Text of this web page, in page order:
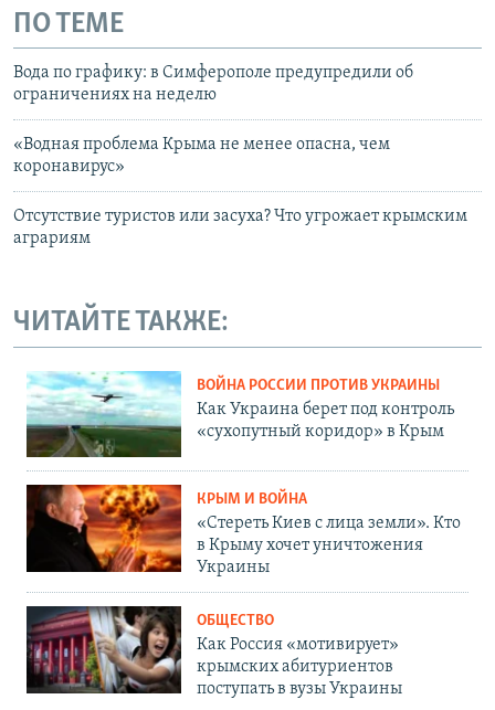
ПО ТЕМЕ
Вода по графику: в Симферополе предупредили об
ограничениях на неделю
«Водная проблема Крыма не менее опасна, чем
коронавирус»
Отсутствие туристов или засуха? Что угрожает крымским
аграриям
ЧИТАЙТЕ ТАКЖЕ:
ВОЙНА РОССИИ ПРОТИВ УКРАИНЫ
Как Украина берет под контроль
«сухопутный коридор» в Крым
КРЫМ И ВОЙНА
«Стереть Киев с лица земли». Кто
в Крыму хочет уничтожения
Украины
ОБЩЕСТВО
Как Россия «мотивирует»
крымских абитуриентов
поступать в вузы Украины